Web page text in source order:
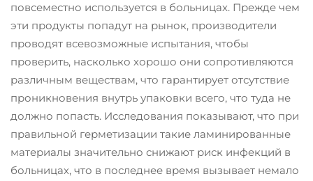
повсеместно используется в больницах. Прежде чем
эти продукты попадут на рынок, производители
проводят всевозможные испытания, чтобы
проверить, насколько хорошо они сопротивляются
различным веществам, что гарантирует отсутствие
проникновения внутрь упаковки всего, что туда не
должно попасть. Исследования показывают, что при
правильной герметизации такие ламинированные
материалы значительно снижают риск инфекций в
больницах, что в последнее время вызывает немало